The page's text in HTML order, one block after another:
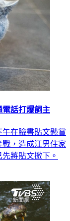
話打爆飼主
在臉書貼文懸賞
，造成江男住家
將貼文撤下。